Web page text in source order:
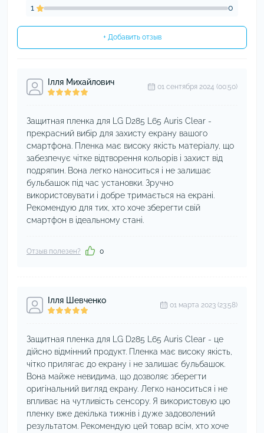
1 0
+ Добавить отзыв
Ілля Михайлович 01 сентября 2024 (00:50)
Защитная пленка для LG D285 L65 Auris Clear -
прекрасний вибір для захисту екрану вашого
смартфона. Пленка має високу якість матеріалу, що
забезпечує чітке відтворення кольорів і захист від
подряпин. Вона легко наноситься і не залишає
бульбашок під час установки. Зручно
використовувати і добре тримається на екрані.
Рекомендую для тих, хто хоче зберегти свій
смартфон в ідеальному стані.
Отзыв полезен? 0
Ілля Шевченко 01 марта 2023 (23:58)
Защитная пленка для LG D285 L65 Auris Clear - це
дійсно відмінний продукт. Пленка має високу якість,
чітко прилягає до екрану і не залишає бульбашок.
Вона майже невидима, що дозволяє зберегти
оригінальний вигляд екрану. Легко наноситься і не
впливає на чутливість сенсору. Я використовую цю
пленку вже декілька тижнів і дуже задоволений
результатом. Рекомендую цей товар всім, хто хоче